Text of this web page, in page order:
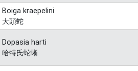
Boiga kraepelini
大頭蛇
Dopasia harti
哈特氏蛇蜥